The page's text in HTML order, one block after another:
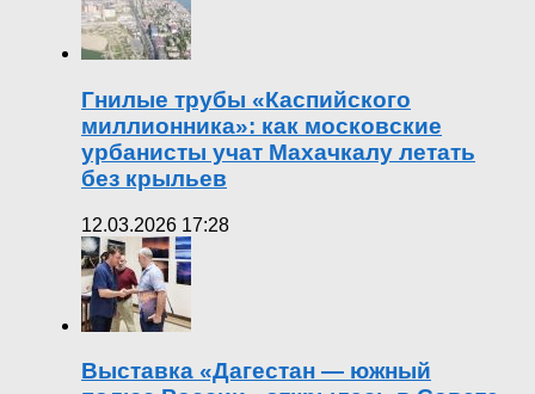
Гнилые трубы «Каспийского
миллионника»: как московские
урбанисты учат Махачкалу летать
без крыльев
12.03.2026 17:28
Выставка «Дагестан — южный